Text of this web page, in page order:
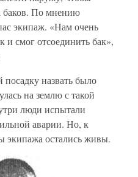
баков. По мнению
экипаж. «Нам очень
смог отсоединить бак»,
назвать было
на землю с такой
люди испытали
аварии. Но, к
экипажа остались живы.